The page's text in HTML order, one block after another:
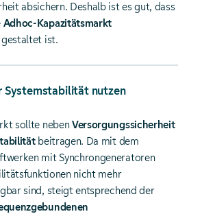
absichern. Deshalb ist es gut, dass
Adhoc-Kapazitätsmarkt
gestaltet ist.
Systemstabilität nutzen
sollte nebenVersorgungssicherheit
beitragen. Da mit dem
mit Synchrongeneratoren
nicht mehr
sind, steigt entsprechend der